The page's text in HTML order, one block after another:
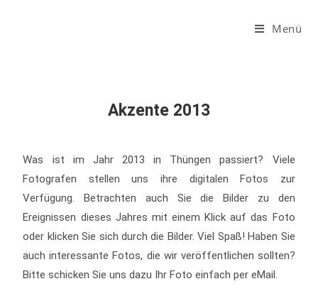
Menü
Akzente 2013
Was ist im Jahr 2013 in Thüngen passiert? Viele
Fotografen stellen uns ihre digitalen Fotos zur
Verfügung. Betrachten auch Sie die Bilder zu den
Ereignissen dieses Jahres mit einem Klick auf das Foto
oder klicken Sie sich durch die Bilder. Viel Spaß! Haben Sie
auch interessante Fotos, die wir veröffentlichen sollten?
Bitte schicken Sie uns dazu Ihr Foto einfach per eMail.